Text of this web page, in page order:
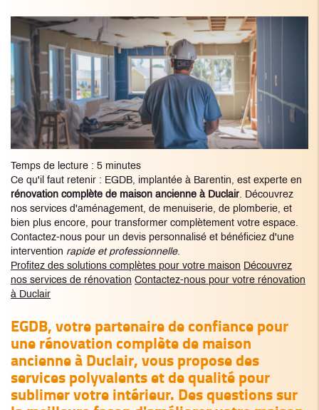
Temps de lecture : 5 minutes
Ce qu'il faut retenir : EGDB, implantée à Barentin, est experte en
rénovation complète de maison ancienne à Duclair. Découvrez
nos services d'aménagement, de menuiserie, de plomberie, et
bien plus encore, pour transformer complètement votre espace.
Contactez-nous pour un devis personnalisé et bénéficiez d'une
intervention rapide et professionnelle.
Profitez des solutions complètes pour votre maison Découvrez
nos services de rénovation Contactez-nous pour votre rénovation
à Duclair
EGDB, votre partenaire de confiance pour
unerénovation complète de maison
ancienne à Duclair, vous propose des
services polyvalents et de qualité pour
sublimer votre intérieur. Des questions sur